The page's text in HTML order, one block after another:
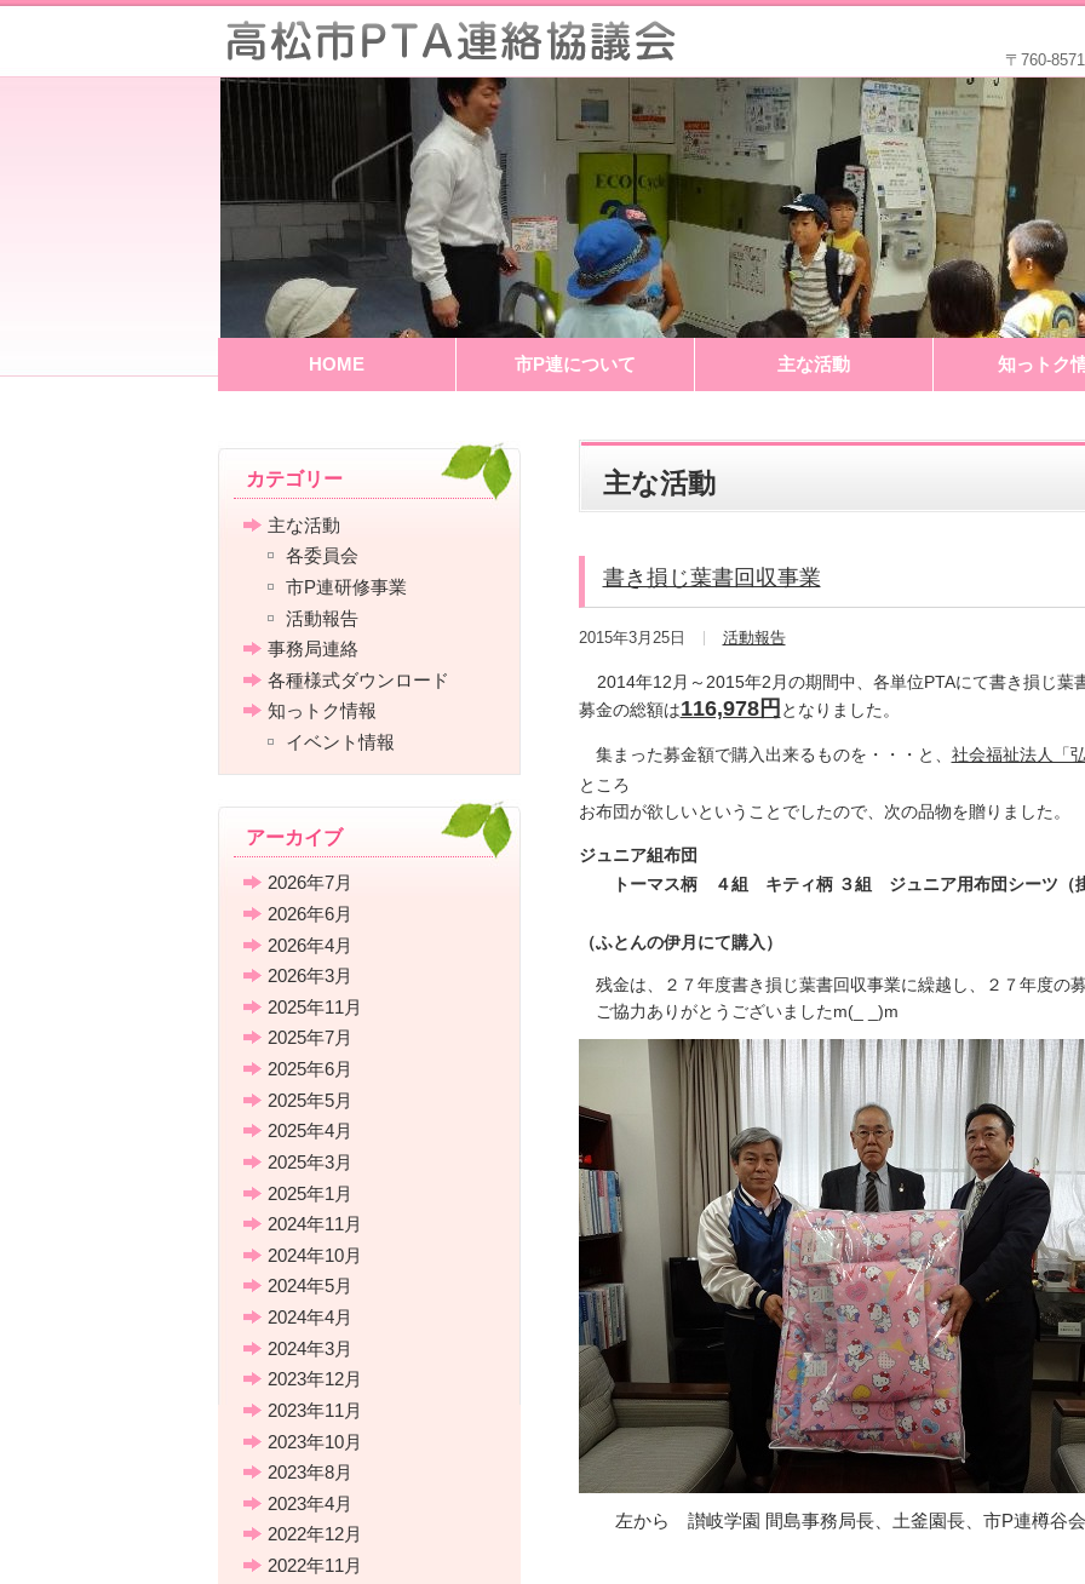
〒760-
HOME 市P連について 主な活動 知っトク
主な活動
書き損じ葉書回収事業
2015年3月25日 活動報告
2014年12月～2015年2月の期間中、各単位PTAにて書き損じ葉
募金の総額は116,978円 となりました。
集まった募金額で購入出来るものを・・・と、 社会福祉法人「
ところ
お布団が欲しいということでしたので、次の品物を贈りました。
ジュニア組布団
トーマス柄 ４組 キティ柄 ３組 ジュニア用布団シーツ
（ふとんの伊月にて購入）
残金は、２７年度書き損じ葉書回収事業に繰越し、２７年度の
ご協力ありがとうございましたm(_ _)m
左から 讃岐学園 間島事務局長、土釜園長、市P連樽谷
カテゴリー
主な活動
各委員会
市P連研修事業
活動報告
事務局連絡
各種様式ダウンロード
知っトク情報
イベント情報
アーカイブ
2026年7月
2026年6月
2026年4月
2026年3月
2025年11月
2025年7月
2025年6月
2025年5月
2025年4月
2025年3月
2025年1月
2024年11月
2024年10月
2024年5月
2024年4月
2024年3月
2023年12月
2023年11月
2023年10月
2023年8月
2023年4月
2022年12月
2022年11月